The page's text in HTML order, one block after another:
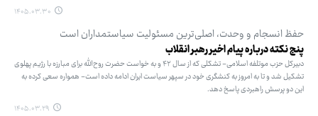
۱۴۰۵.۰۳.۳۰
حفظ انسجام و وحدت، اصلی‌ترین مسئولیت سیاستمداران است
پنج نکته درباره پیام اخیر رهبر انقلاب
دبیرکل حزب موتلفه اسلامی- تشکلی که از سال ۴۲ و به خواست حضرت روح‌الله برای مبارزه با رژیم پهلوی
تشکیل شد و تا به امروز به کنشگری خود در سپهر سیاست ایران ادامه داده است- همواره سعی کرده به
این دو پرسش راهبردی پاسخ دهد.
۱۴۰۵.۰۳.۲۹